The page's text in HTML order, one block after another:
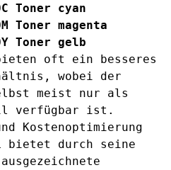
Toner cyan
Toner magenta
Toner gelb
oft ein besseres
wobei der
meist nur als
verfügbar ist.
Kostenoptimierung
bietet durch seine